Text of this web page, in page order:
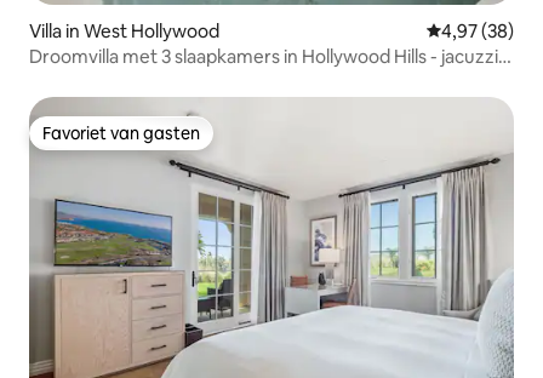
Villa in West Hollywood Gemiddelde
4,97 (38)
Droomvilla met 3 slaapkamers in Hollywood Hills - jacuzzi |
Favoriet van gasten
Favoriet van gasten